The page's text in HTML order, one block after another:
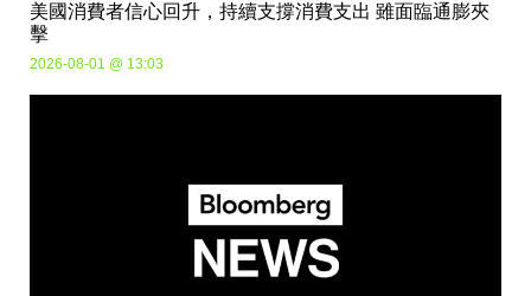
美國消費者信心回升，持續支撐消費支出 雖面臨通膨夾
擊
2026-08-01 @ 13:03